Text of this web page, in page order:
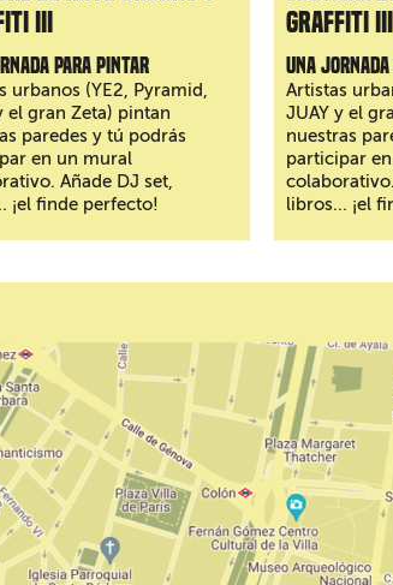
III
para pintar
urbanos (YE2, Pyramid,
el gran Zeta) pintan
paredes y tú podrás
en un mural
Añade DJ set,
¡el finde perfecto!
graffiti III
Una
Artistas
JUAY y el
nuestras
participar
libros... ¡el